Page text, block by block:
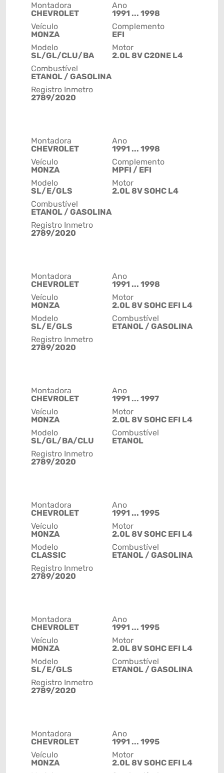
Montadora
CHEVROLET
Veículo
MONZA
Modelo
SL/GL/CLU/BA
Ano
1991 ... 1998
Complemento
EFI
Motor
2.0L 8V C20NE L4
Combustível
ETANOL / GASOLINA
Registro Inmetro
2789/2020
Montadora
CHEVROLET
Veículo
MONZA
Modelo
SL/E/GLS
Ano
1991 ... 1998
Complemento
MPFI / EFI
Motor
2.0L 8V SOHC L4
Combustível
ETANOL / GASOLINA
Registro Inmetro
2789/2020
Montadora
CHEVROLET
Veículo
MONZA
Modelo
SL/E/GLS
Ano
1991 ... 1998
Motor
2.0L 8V SOHC EFI L4
Combustível
ETANOL / GASOLINA
Registro Inmetro
2789/2020
Montadora
CHEVROLET
Veículo
MONZA
Modelo
SL/GL/BA/CLU
Ano
1991 ... 1997
Motor
2.0L 8V SOHC EFI L4
Combustível
ETANOL
Registro Inmetro
2789/2020
Montadora
CHEVROLET
Veículo
MONZA
Modelo
CLASSIC
Ano
1991 ... 1995
Motor
2.0L 8V SOHC EFI L4
Combustível
ETANOL / GASOLINA
Registro Inmetro
2789/2020
Montadora
CHEVROLET
Veículo
MONZA
Modelo
SL/E/GLS
Ano
1991 ... 1995
Motor
2.0L 8V SOHC EFI L4
Combustível
ETANOL / GASOLINA
Registro Inmetro
2789/2020
Montadora
CHEVROLET
Veículo
MONZA
Ano
1991 ... 1995
Motor
2.0L 8V SOHC EFI L4